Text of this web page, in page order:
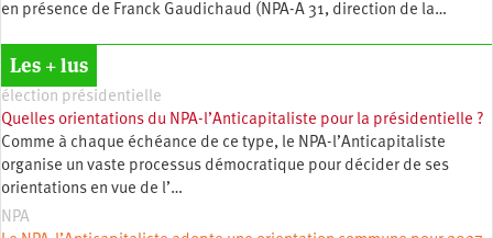
en présence de Franck Gaudichaud (NPA-A 31, direction de la…
Les + lus
élection présidentielle
Quelles orientations du NPA-l’Anticapitaliste pour la présidentielle ?
Comme à chaque échéance de ce type, le NPA-l’Anticapitaliste
organise un vaste processus démocratique pour décider de ses
orientations en vue de l’…
NPA